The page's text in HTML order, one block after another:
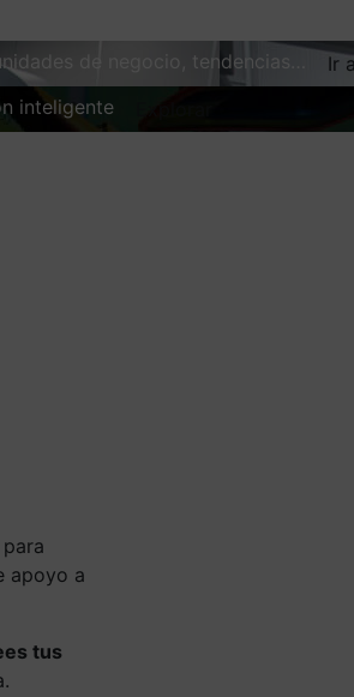
de negocio, tendencias…
Ir
inteligente
para
apoyo a
tus